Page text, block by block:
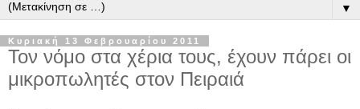
▼
Κυριακή 13 Φεβρουαρίου 2011
Τον νόμο στα χέρια τους, έχουν πάρει οι
μικροπωλητές στον Πειραιά